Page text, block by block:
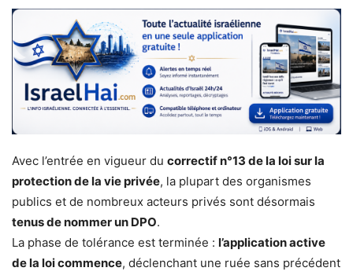
Avec l’entrée en vigueur du correctif n°13 de la loi sur la
protection de la vie privée, la plupart des organismes
publics et de nombreux acteurs privés sont désormais
tenus de nommer un DPO.
La phase de tolérance est terminée : l’application active
de la loi commence, déclenchant une ruée sans précédent